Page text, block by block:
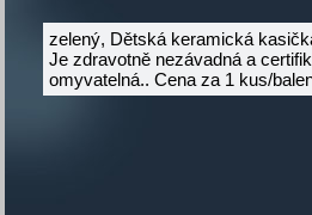
zelený, Dětská keramická
Je zdravotně nezávadná a
omyvatelná.. Cena za 1 kus/